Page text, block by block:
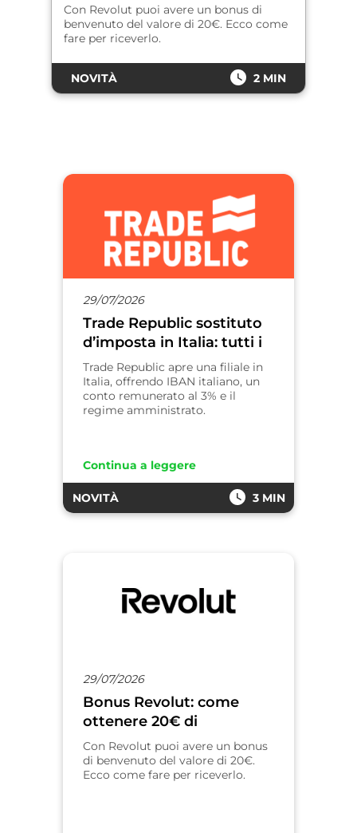
Con Revolut puoi avere un bonus di
benvenuto del valore di 20€. Ecco come
fare per riceverlo.
NOVITÀ 2 MIN
29/07/2026
Trade Republic sostituto
d’imposta in Italia: tutti i
vantaggi per i clienti
Trade Republic apre una filiale in
Italia, offrendo IBAN italiano, un
conto remunerato al 3% e il
regime amministrato.
Continua a leggere
NOVITÀ 3 MIN
29/07/2026
Bonus Revolut: come
ottenere 20€ di
benvenuto
Con Revolut puoi avere un bonus
di benvenuto del valore di 20€.
Ecco come fare per riceverlo.